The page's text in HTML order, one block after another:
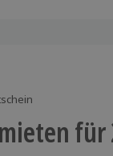
für